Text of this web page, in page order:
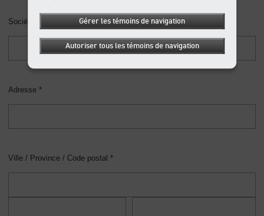
Société
Adresse *
Ville / Province / Code postal *
Gérer les témoins de navigation
Autoriser tous les témoins de navigation